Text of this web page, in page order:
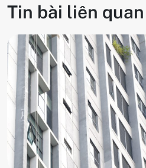
Tin bài liên quan